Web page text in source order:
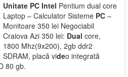
Unitate PC Intel Pentium dual core
Laptop – Calculator Sisteme PC –
Monitoare 350 lei Negociabil
Craiova Azi 350 lei: Dual core,
1800 Mhz(9x200), 2gb ddr2
SDRAM, placă video integrată
80 gb.